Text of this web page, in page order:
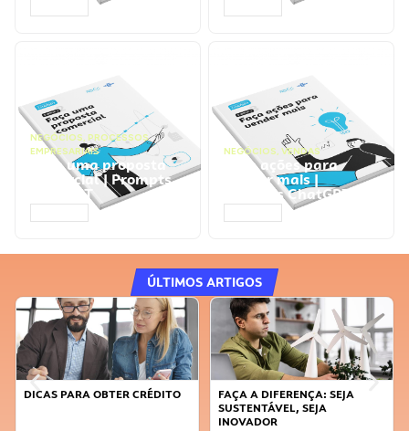
NEGÓCIOS, PROCESSOS
EMPRESARIAIS
Faça uma proposta
comercial | Prompts
ChatGPT
NEGÓCIOS, VENDAS
Faça ações para
vender mais |
Prompts ChatGPT
ÚLTIMOS ARTIGOS
DICAS PARA OBTER CRÉDITO
FAÇA A DIFERENÇA: SEJA
SUSTENTÁVEL, SEJA
INOVADOR